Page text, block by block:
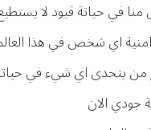
في حياتة قيود لا
اي شخص في هذا
من يتحدى اي شيء في
جودي الان